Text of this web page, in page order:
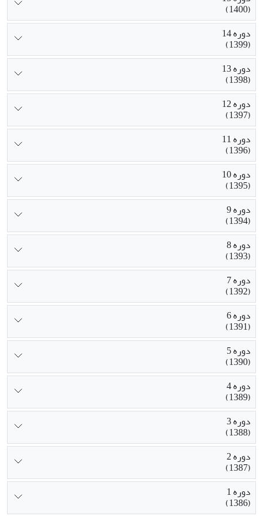
(1400)
دوره 14
(1399)
دوره 13
(1398)
دوره 12
(1397)
دوره 11
(1396)
دوره 10
(1395)
دوره 9
(1394)
دوره 8
(1393)
دوره 7
(1392)
دوره 6
(1391)
دوره 5
(1390)
دوره 4
(1389)
دوره 3
(1388)
دوره 2
(1387)
دوره 1
(1386)